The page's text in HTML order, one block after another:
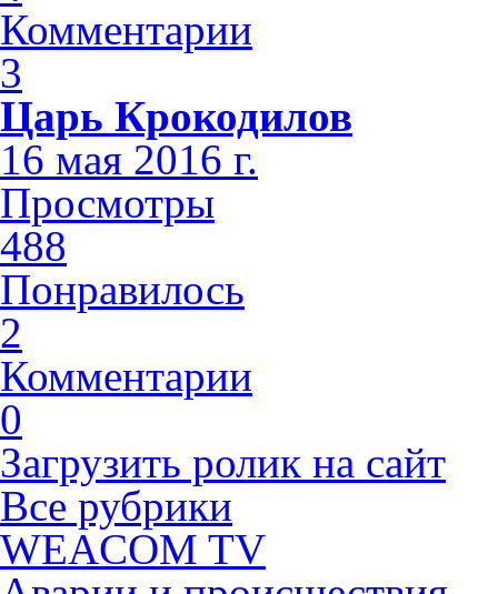
Комментарии
3
Царь Крокодилов
16 мая 2016 г.
Просмотры
488
Понравилось
2
Комментарии
0
Загрузить ролик на сайт
Все рубрики
WEACOM TV